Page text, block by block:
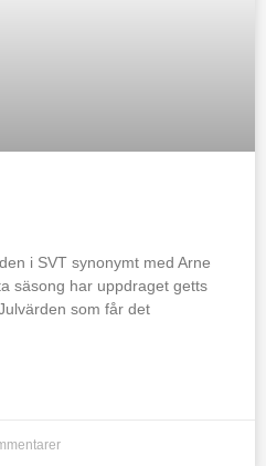
i SVT synonymt med Arne
säsong har uppdraget getts
som får det